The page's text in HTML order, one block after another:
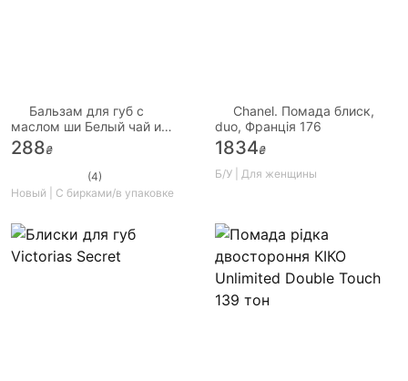
Бальзам для губ с
маслом ши Белый чай и
Цитрус Mary Kay
288₴
(4)
Новый | С бирками/в упаковке
Chanel. Помада блиск,
duo, Франція 176
1834₴
Б/У | Для женщины